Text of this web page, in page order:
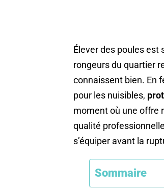
Élever des poules
rongeurs du quartier
connaissent bien. En
pour les nuisibles,
moment où une offre
qualité
s’équiper avant la
Sommaire